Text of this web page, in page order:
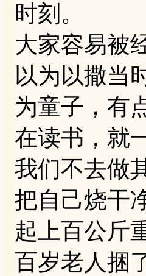
时刻。
大家容易被
以为以撒当
为童子，有
在读书，就
我们不去做
把自己烧干
起上百公斤
百岁老人捆